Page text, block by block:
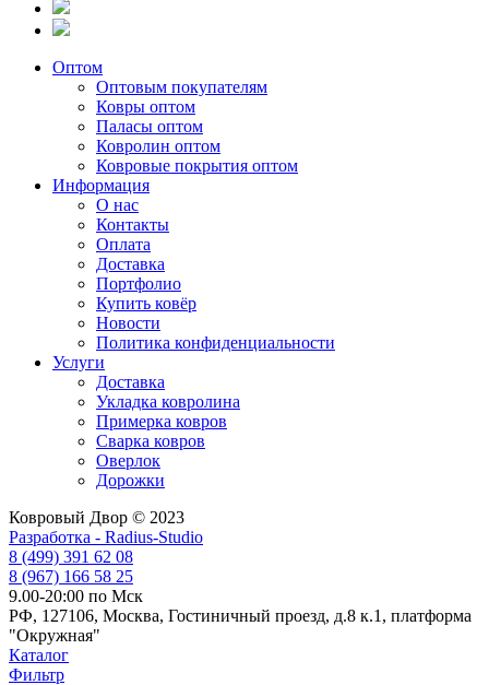
Оптом
Оптовым покупателям
Ковры оптом
Паласы оптом
Ковролин оптом
Ковровые покрытия оптом
Информация
О нас
Контакты
Оплата
Доставка
Портфолио
Купить ковёр
Новости
Политика конфиденциальности
Услуги
Доставка
Укладка ковролина
Примерка ковров
Сварка ковров
Оверлок
Дорожки
Ковровый Двор © 2023
Разработка - Radius-Studio
8 (499) 391 62 08
8 (967) 166 58 25
9.00-20:00 по Мск
РФ, 127106, Москва, Гостиничный проезд, д.8 к.1, платформа
"Окружная"
Каталог
Фильтр